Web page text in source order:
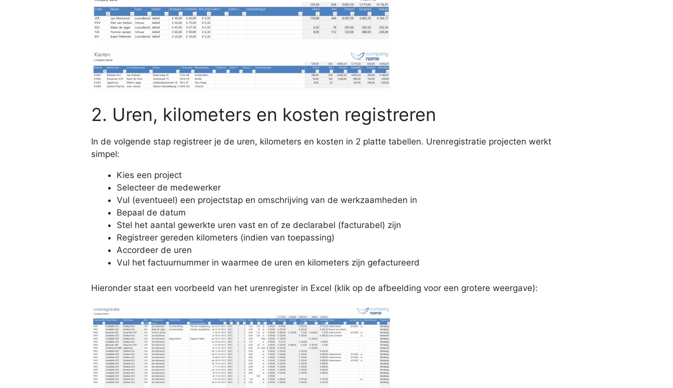
2. Uren, kilometers en kosten registreren
In de volgende stap registreer je de uren, kilometers en kosten in 2 platte tabellen. Urenregistratie projecten werkt
simpel:
Kies een project
Selecteer de medewerker
Vul (eventueel) een projectstap en omschrijving van de werkzaamheden in
Bepaal de datum
Stel het aantal gewerkte uren vast en of ze declarabel (facturabel) zijn
Registreer gereden kilometers (indien van toepassing)
Accordeer de uren
Vul het factuurnummer in waarmee de uren en kilometers zijn gefactureerd
Hieronder staat een voorbeeld van het urenregister in Excel (klik op de afbeelding voor een grotere weergave):